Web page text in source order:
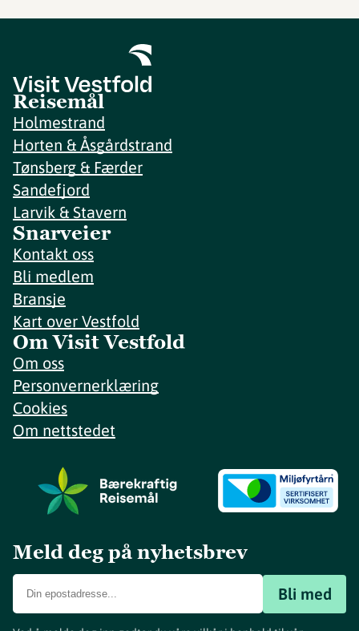
Reisemål
Holmestrand
Horten & Åsgårdstrand
Tønsberg & Færder
Sandefjord
Larvik & Stavern
Snarveier
Kontakt oss
Bli medlem
Bransje
Kart over Vestfold
Om Visit Vestfold
Om oss
Personvernerklæring
Cookies
Om nettstedet
Meld deg på nyhetsbrev
Bli med